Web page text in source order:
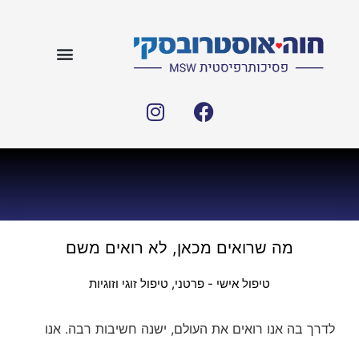
מה שרואים מכאן, לא רואים משם
טיפול אישי - פרטני, טיפול זוגי וזוגיות
לדרך בה אנו רואים את העולם, ישנה חשיבות רבה. אנו